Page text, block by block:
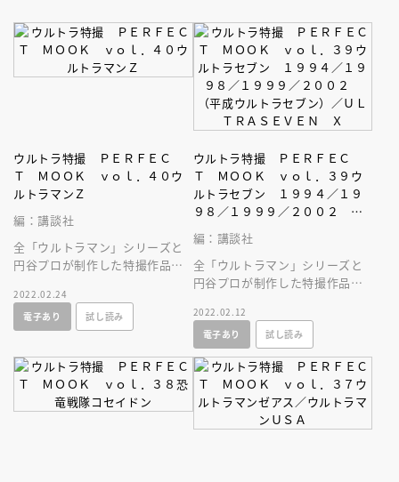
ウルトラ特撮 ＰＥＲＦＥＣ
Ｔ ＭＯＯＫ ｖｏｌ．４０ウ
ルトラマンＺ
編：講談社
全「ウルトラマン」シリーズと
円谷プロが制作した特撮作品を
2022.02.24
電子あり
試し読み
ウルトラ特撮 ＰＥＲＦＥＣ
Ｔ ＭＯＯＫ ｖｏｌ．３９ウ
ルトラセブン １９９４／１９
９８／１９９９／２００２
（平成ウルトラセブン）／ＵＬ
ＴＲＡＳＥＶＥＮ Ｘ
編：講談社
全「ウルトラマン」シリーズと
円谷プロが制作した特撮作品を
誕生！
2022.02.12
電子あり
試し読み